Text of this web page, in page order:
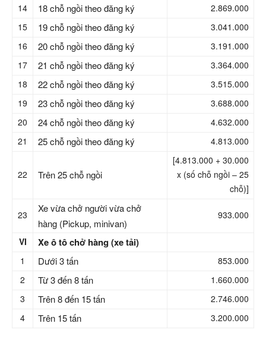
14
18 chỗ ngồi theo đăng ký 2.869.000
15
19 chỗ ngồi theo đăng ký
3.041.000
16
20 chỗ ngồi theo đăng ký
3.191.000
17
21 chỗ ngồi theo đăng ký
3.364.000
18
22 chỗ ngồi theo đăng ký
3.515.000
19
23 chỗ ngồi theo đăng ký
3.688.000
20
24 chỗ ngồi theo đăng ký
4.632.000
21
25 chỗ ngồi theo đăng ký 4.813.000
22 Trên 25 chỗ ngồi
[4.813.000 + 30.000
x (số chỗ ngồi – 25
chỗ)]
23
Xe vừa chở người vừa chở
hàng (Pickup, minivan)
933.000
VI Xe ô tô chở hàng (xe tải)
1 Dưới 3 tấn
853.000
2
Từ 3 đến 8 tấn
1.660.000
3
Trên 8 đến 15 tấn
2.746.000
4
Trên 15 tấn 3.200.000